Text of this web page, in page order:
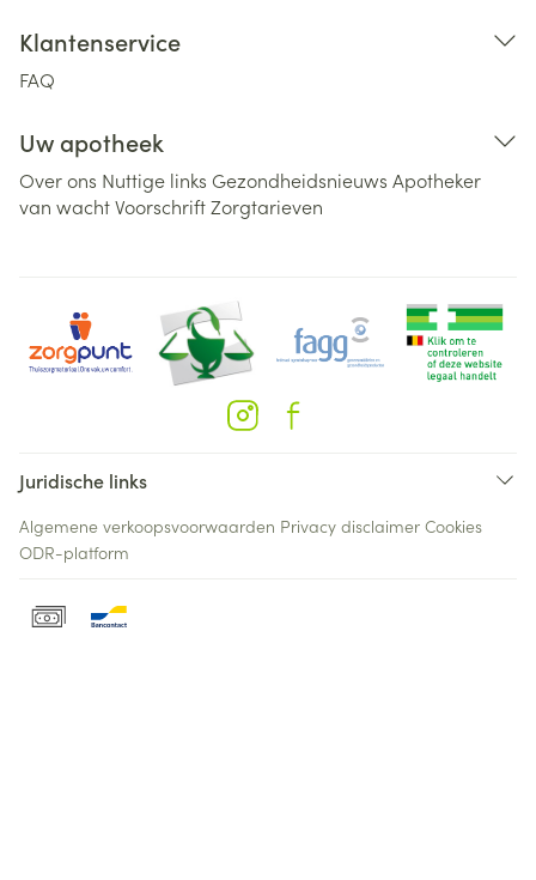
Klantenservice
FAQ
Uw apotheek
Over ons Nuttige links Gezondheidsnieuws Apotheker
van wachtVoorschriftZorgtarieven
Juridische links
Algemene verkoopsvoorwaarden Privacy disclaimer Cookies
ODR-platform